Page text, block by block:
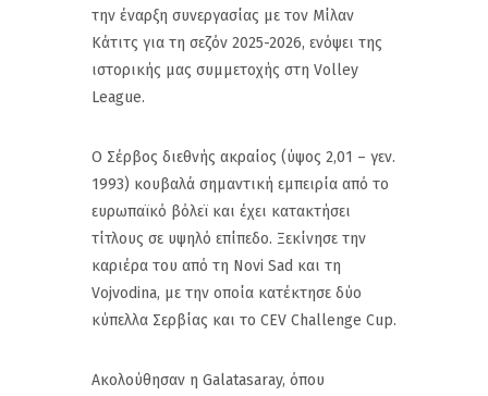
την έναρξη συνεργασίας με τον Μίλαν
Κάτιτς για τη σεζόν 2025-2026, ενόψει της
ιστορικής μας συμμετοχής στη Volley
League.
Ο Σέρβος διεθνής ακραίος (ύψος 2,01 – γεν.
1993) κουβαλά σημαντική εμπειρία από το
ευρωπαϊκό βόλεϊ και έχει κατακτήσει
τίτλους σε υψηλό επίπεδο. Ξεκίνησε την
καριέρα του από τη Novi Sad και τη
Vojvodina, με την οποία κατέκτησε δύο
κύπελλα Σερβίας και το CEV Challenge Cup.
Ακολούθησαν η Galatasaray, όπου